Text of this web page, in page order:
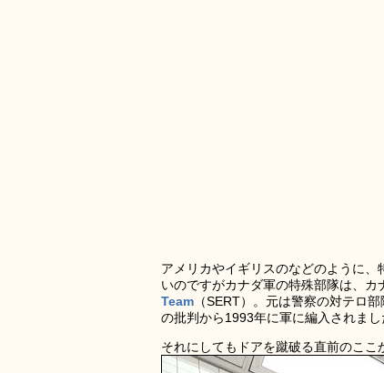
アメリカやイギリスのなどのように
いのですがカナダ軍の特殊部隊は、カ
Team （SERT）。元は警察の対テロ
の批判から1993年に軍に編入されまし
それにしてもドアを蹴破る直前のこ